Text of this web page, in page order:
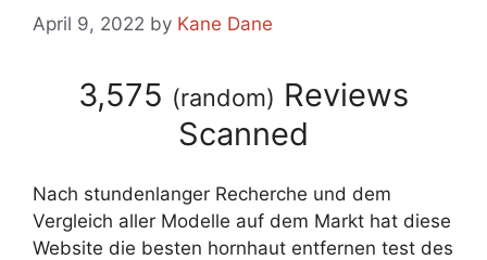
April 9, 2022 by Kane Dane
3,575 (random) Reviews
Scanned
Nach stundenlanger Recherche und dem
Vergleich aller Modelle auf dem Markt hat diese
Website die besten hornhaut entfernen test des